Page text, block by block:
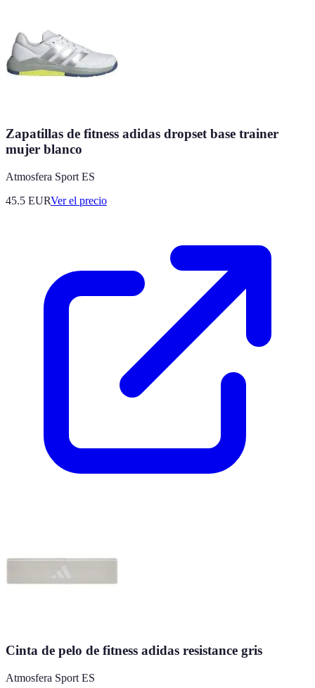
Zapatillas de fitness adidas dropset base trainer
mujer blanco
Atmosfera Sport ES
45.5 EURVer el precio
Cinta de pelo de fitness adidas resistance gris
Atmosfera Sport ES